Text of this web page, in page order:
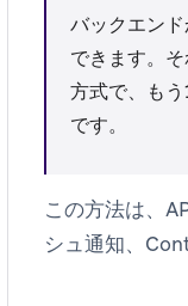
バックエン
できます。
方式で、も
です。
この方法は、
シュ通知、